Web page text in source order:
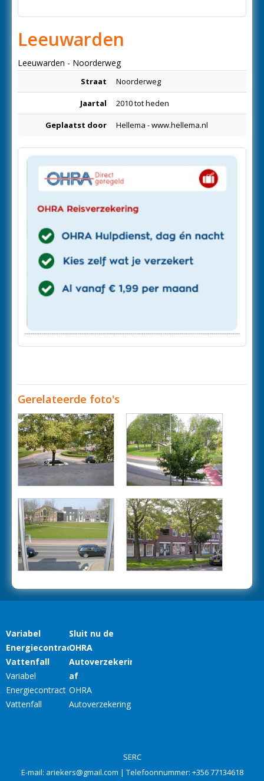
Leeuwarden
Leeuwarden - Noorderweg
Straat Noorderweg
Jaartal 2010 tot heden
Geplaatst door Hellema - www.hellema.nl
Gerelateerde foto's
SERC
E-mail: ariekers@gmail.com | Telefoonnummer: +356 77134618